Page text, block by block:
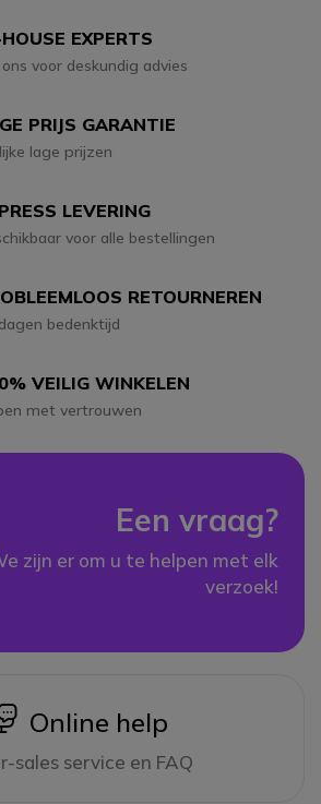
EXPERTS
ons voor deskundig advies
PRIJS GARANTIE
lage prijzen
LEVERING
voor alle bestellingen
RETOURNEREN
bedenktijd
VEILIG WINKELEN
met vertrouwen
Een vraag?
zijn er om u te helpen met elk
verzoek!
icon
Online help
sales service en FAQ